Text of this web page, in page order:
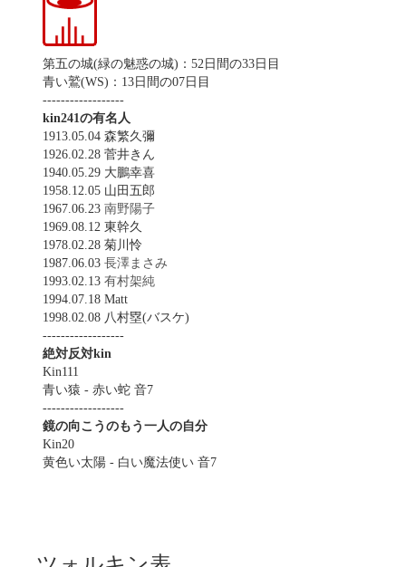
第五の城(緑の魅惑の城)：52日間の33日目
青い鷲(WS)：13日間の07日目
------------------
kin241の有名人
1913.05.04 森繁久彌
1926.02.28 菅井きん
1940.05.29 大鵬幸喜
1958.12.05 山田五郎
1967.06.23 南野陽子
1969.08.12 東幹久
1978.02.28 菊川怜
1987.06.03 長澤まさみ
1993.02.13 有村架純
1994.07.18 Matt
1998.02.08 八村塁(バスケ)
------------------
絶対反対kin
Kin111
青い猿 - 赤い蛇 音7
------------------
鏡の向こうのもう一人の自分
Kin20
黄色い太陽 - 白い魔法使い 音7